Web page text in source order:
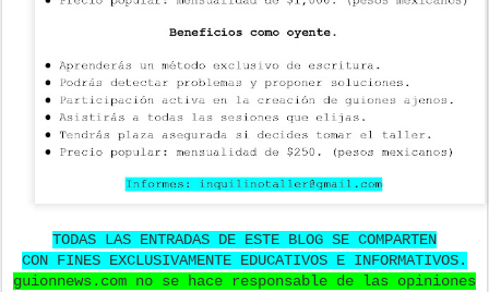
TODAS LAS ENTRADAS DE ESTE BLOG SE COMPARTEN
CON FINES EXCLUSIVAMENTE EDUCATIVOS E INFORMATIVOS.
guionnews.com no se hace responsable de las opiniones